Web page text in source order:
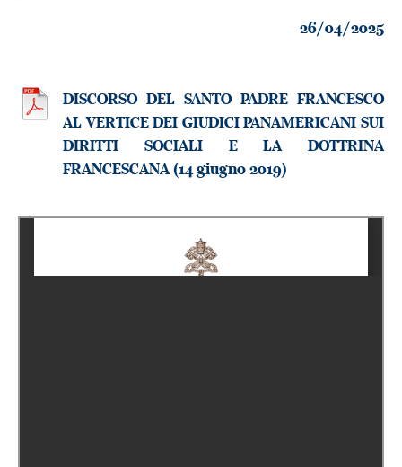
26/04/2025
DISCORSO DEL SANTO PADRE FRANCESCO
AL VERTICE DEI GIUDICI PANAMERICANI SUI
DIRITTI SOCIALI E LA DOTTRINA
FRANCESCANA (14 giugno 2019)